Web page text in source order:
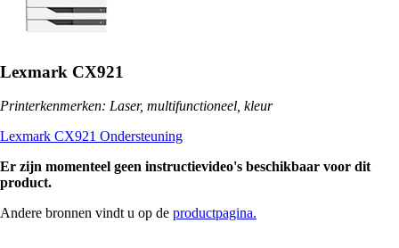
Lexmark CX921
Printerkenmerken: Laser, multifunctioneel, kleur
Lexmark CX921 Ondersteuning
Er zijn momenteel geen instructievideo's beschikbaar voor dit
product.
Andere bronnen vindt u op de productpagina.